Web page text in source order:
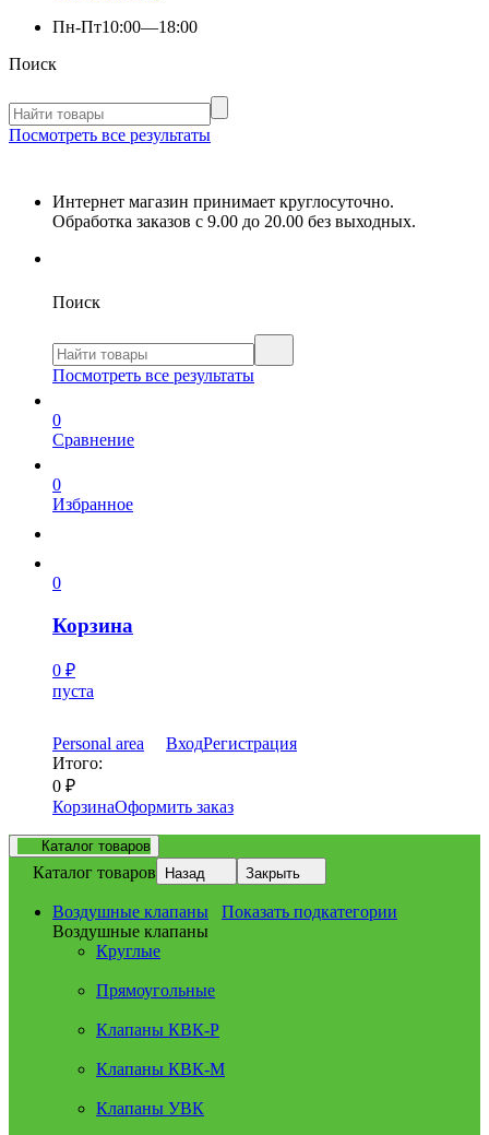
Пн-Пт10:00—18:00
Поиск
Посмотреть все результаты
Интернет магазин принимает круглосуточно.
Обработка заказов с 9.00 до 20.00 без выходных.
Поиск
Посмотреть все результаты
0
Сравнение
0
Избранное
0
Корзина
0 ₽
пуста
Personal area ВходРегистрация
Итого:
0 ₽
КорзинаОформить заказ
Каталог товаров
Каталог товаров Назад Закрыть
Воздушные клапаны
Показать подкатегории
Воздушные клапаны
Круглые
Прямоугольные
Клапаны КВК-Р
Клапаны КВК-М
Клапаны УВК